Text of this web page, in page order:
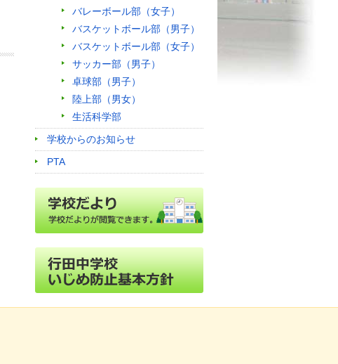
バレーボール部（女子）
バスケットボール部（男子）
バスケットボール部（女子）
サッカー部（男子）
卓球部（男子）
陸上部（男女）
生活科学部
学校からのお知らせ
PTA